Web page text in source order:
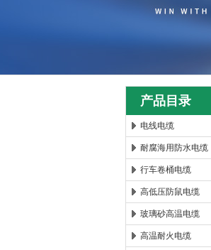
安徽康泰电气有限公司
产品目录
电线电缆
耐腐海用防水电缆
行车卷桶电缆
高低压防鼠电缆
玻璃砂高温电缆
高温耐火电缆